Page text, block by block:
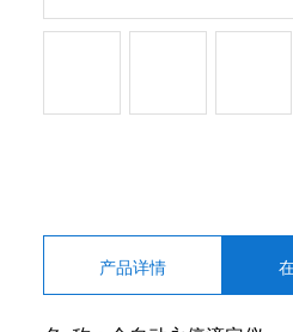
产品详情